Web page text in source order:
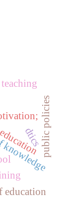
education
public policies
dtics